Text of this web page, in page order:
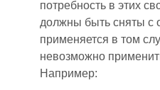
потребность в этих
должны быть сняты с
применяется в том
невозможно
Например: